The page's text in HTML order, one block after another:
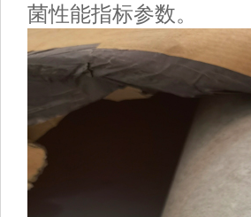
菌性能指标参数。